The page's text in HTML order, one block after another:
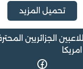
تحميل المزيد
اللاعبين الجزائريين